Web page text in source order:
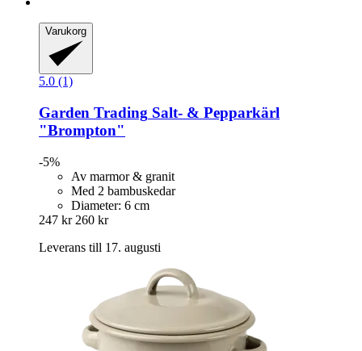
Varukorg
5.0 (1)
Garden Trading Salt-​ & Pepparkärl
"Brompton"
-5%
Av marmor & granit
Med 2 bambuskedar
Diameter: 6 cm
247 kr 260 kr
Leverans till 17. augusti